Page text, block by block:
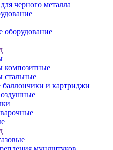
черного металла
оборудование
композитные
стальные
баллончики и картриджи